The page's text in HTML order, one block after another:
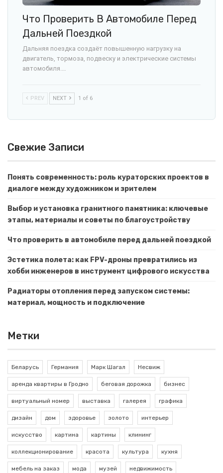
Что Проверить В Автомобиле Перед
Дальней Поездкой
Дальняя поездка создаёт повышенную нагрузку на
двигатель, тормоза, подвеску и электрические системы
автомобиля.…
PREV NEXT 1 of 6
Свежие Записи
Понять современность: роль кураторских проектов в
диалоге между художником и зрителем
Выбор и установка гранитного памятника: ключевые
этапы, материалы и советы по благоустройству
Что проверить в автомобиле перед дальней поездкой
Эстетика полета: как FPV-дроны превратились из
хобби инженеров в инструмент цифрового искусства
Радиаторы отопления перед запуском системы:
материал, мощность и подключение
Метки
Беларусь Германия Марк Шагал Несвиж
аренда квартиры в Гродно беговая дорожка бизнес
виртуальный номер выставка галерея графика
дизайн дом здоровье золото интерьер
искусство картина картины клининг
коллекционирование красота культура кухня
мебель на заказ мода музей недвижимость